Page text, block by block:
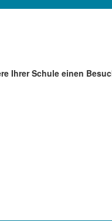
Ihrer Schule einen